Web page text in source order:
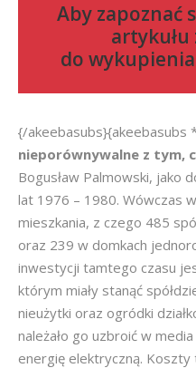
Aby zapoznać
artykułu
do
{/akeebasubs}{akeebasubs
nieporównywalne z tym,
Bogusław Palmowski, jako
lat 1976 – 1980. Wówczas
mieszkania, z czego 485
oraz 239 w domkach
inwestycji tamtego czasu
którym miały stanąć
nieużytki oraz ogródki
należało go uzbroić w
energię elektryczną. Koszty